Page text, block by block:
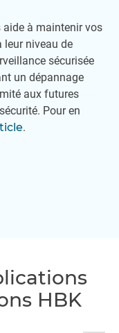
aide à maintenir vos
leur niveau de
sécurisée
un dépannage
aux futures
Pour en
.
HBK